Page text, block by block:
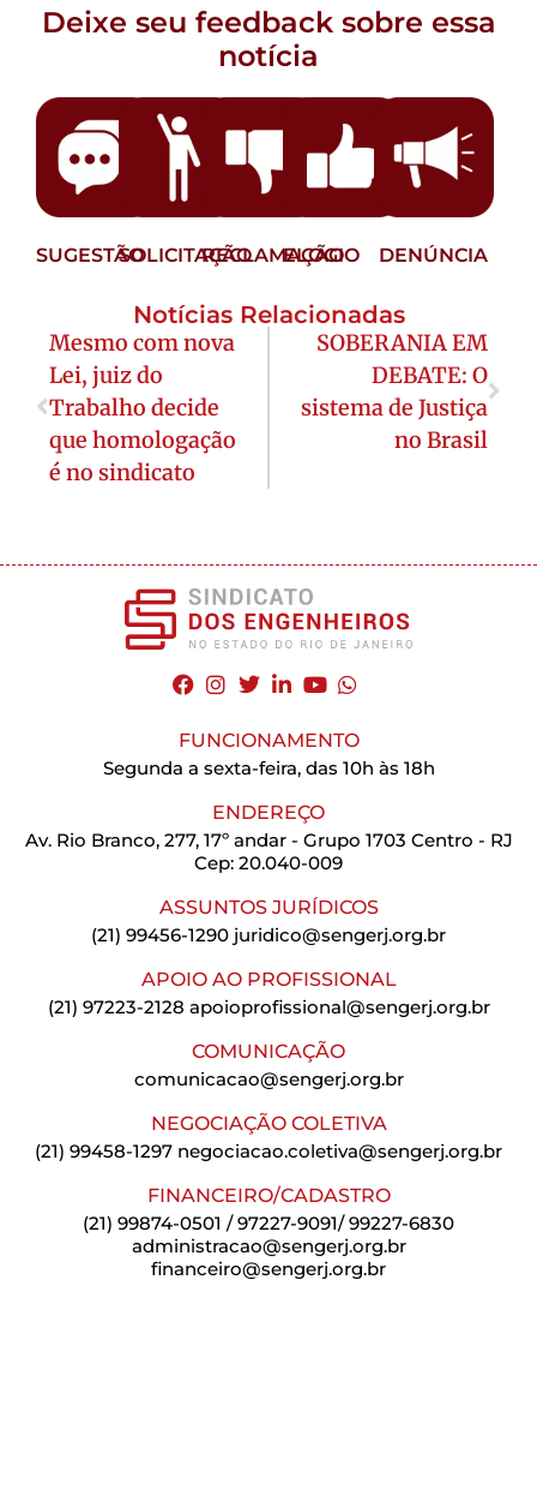
Deixe seu feedback sobre essa
notícia
SUGESTÃOSOLICITAÇÃORECLAMAÇÃO
ELOGIO DENÚNCIA
Notícias Relacionadas
Mesmo com nova
Lei, juiz do
Trabalho decide
que homologação
é no sindicato
SOBERANIA EM
DEBATE: O
sistema de Justiça
no Brasil
FUNCIONAMENTO
Segunda a sexta-feira, das 10h às 18h
ENDEREÇO
Av. Rio Branco, 277, 17º andar - Grupo 1703 Centro - RJ
Cep: 20.040-009
ASSUNTOS JURÍDICOS
(21) 99456-1290 juridico@sengerj.org.br
APOIO AO PROFISSIONAL
(21) 97223-2128 apoioprofissional@sengerj.org.br
COMUNICAÇÃO
comunicacao@sengerj.org.br
NEGOCIAÇÃO COLETIVA
(21) 99458-1297 negociacao.coletiva@sengerj.org.br
FINANCEIRO/CADASTRO
(21) 99874-0501 / 97227-9091/ 99227-6830
administracao@sengerj.org.br
financeiro@sengerj.org.br